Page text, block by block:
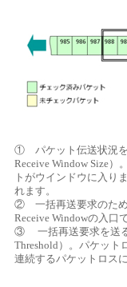
① パケット伝送状況を
Receive Window Size
トがウインドウに入り
れます。
② 一括再送要求のため
Receive Windowの入口
③ 一括再送要求を送る
Threshold）。パケッ
連続するパケットロス